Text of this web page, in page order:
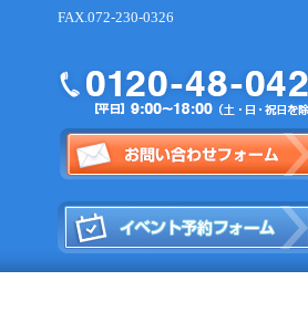
FAX.072-230-0326